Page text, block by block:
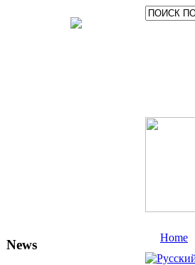
News Home